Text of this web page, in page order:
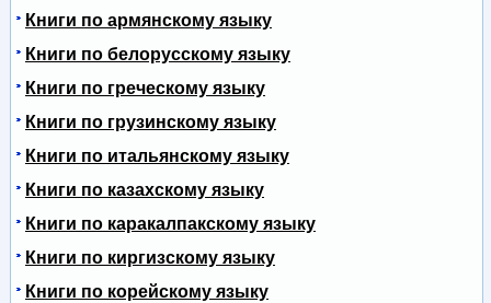
Книги по армянскому языку
Книги по белорусскому языку
Книги по греческому языку
Книги по грузинскому языку
Книги по итальянскому языку
Книги по казахскому языку
Книги по каракалпакскому языку
Книги по киргизскому языку
Книги по корейскому языку